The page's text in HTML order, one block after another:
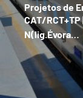
Projetos de
CAT/
N(lig.Évora…